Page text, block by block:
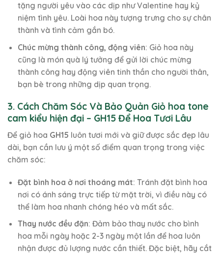
tặng người yêu vào các dịp như Valentine hay kỷ
niệm tình yêu. Loài hoa này tượng trưng cho sự chân
thành và tình cảm gắn bó.
Chúc mừng thành công, động viên: Giỏ hoa này
cũng là món quà lý tưởng để gửi lời chúc mừng
thành công hay động viên tinh thần cho người thân,
bạn bè trong những dịp quan trọng.
3. Cách Chăm Sóc Và Bảo Quản Giỏ hoa tone
cam kiểu hiện đại – GH15 Để Hoa Tươi Lâu
Để giỏ hoa GH15 luôn tươi mới và giữ được sắc đẹp lâu
dài, bạn cần lưu ý một số điểm quan trọng trong việc
chăm sóc:
Đặt bình hoa ở nơi thoáng mát: Tránh đặt bình hoa
nơi có ánh sáng trực tiếp từ mặt trời, vì điều này có
thể làm hoa nhanh chóng héo và mất sắc.
Thay nước đều đặn: Đảm bảo thay nước cho bình
hoa mỗi ngày hoặc 2-3 ngày một lần để hoa luôn
nhận được đủ lượng nước cần thiết. Đặc biệt, hãy cắt